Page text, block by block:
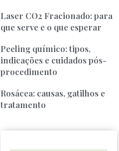
Laser CO2 Fracionado: para
que serve e o que esperar
Peeling químico: tipos,
indicações e cuidados pós-
procedimento
Rosácea: causas, gatilhos e
tratamento